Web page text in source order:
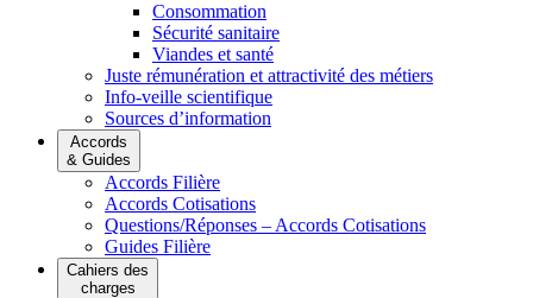
Consommation
Sécurité sanitaire
Viandes et santé
Juste rémunération et attractivité des métiers
Info-veille scientifique
Sources d’information
Accords
& Guides
Accords Filière
Accords Cotisations
Questions/Réponses – Accords Cotisations
Guides Filière
Cahiers des
charges